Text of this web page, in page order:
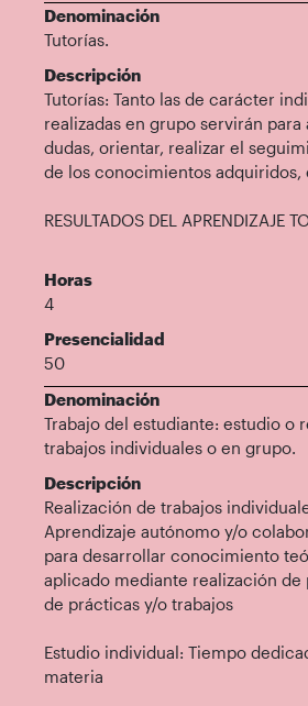
Denominación
Tutorías.
Descripción
Tutorías: Tanto las de carácter
realizadas en grupo servirán para
dudas, orientar, realizar el
de los conocimientos adquiridos,
RESULTADOS DEL APRENDIZAJE
Horas
4
Presencialidad
50
Denominación
Trabajo del estudiante: estudio o
trabajos individuales o en grupo.
Descripción
Realización de trabajos
Aprendizaje autónomo y/o
para desarrollar conocimiento
aplicado mediante realización
de prácticas y/o trabajos
Estudio individual: Tiempo
materia